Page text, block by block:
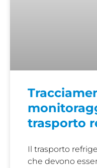
trasporto
Il trasporto
che devono